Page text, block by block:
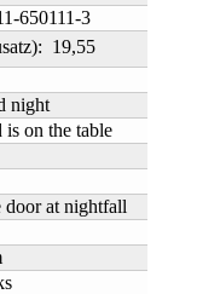
650111-3
 19,55
night
is on the table
door at nightfall